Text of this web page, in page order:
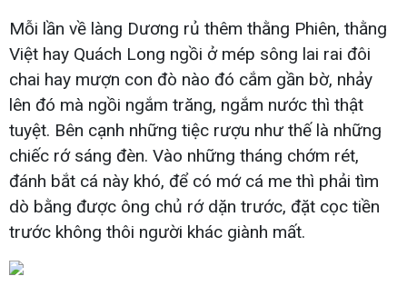
Mỗi lần về làng Dương rủ thêm thằng Phiên, thằng
Việt hay Quách Long ngồi ở mép sông lai rai đôi
chai hay mượn con đò nào đó cắm gần bờ, nhảy
lên đó mà ngồi ngắm trăng, ngắm nước thì thật
tuyệt. Bên cạnh những tiệc rượu như thế là những
chiếc rớ sáng đèn. Vào những tháng chớm rét,
đánh bắt cá này khó, để có mớ cá me thì phải tìm
dò bằng được ông chủ rớ dặn trước, đặt cọc tiền
trước không thôi người khác giành mất.